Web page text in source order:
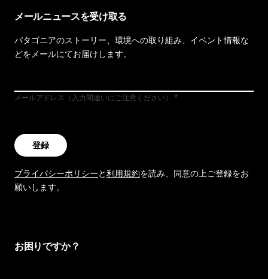
メールニュースを受け取る
パタゴニアのストーリー、環境への取り組み、イベント情報な
どをメールにてお届けします。
メールアドレス（入力間違いにご注意ください）
登録
プライバシーポリシーと利用規約を読み、同意の上ご登録をお
願いします。
お困りですか？